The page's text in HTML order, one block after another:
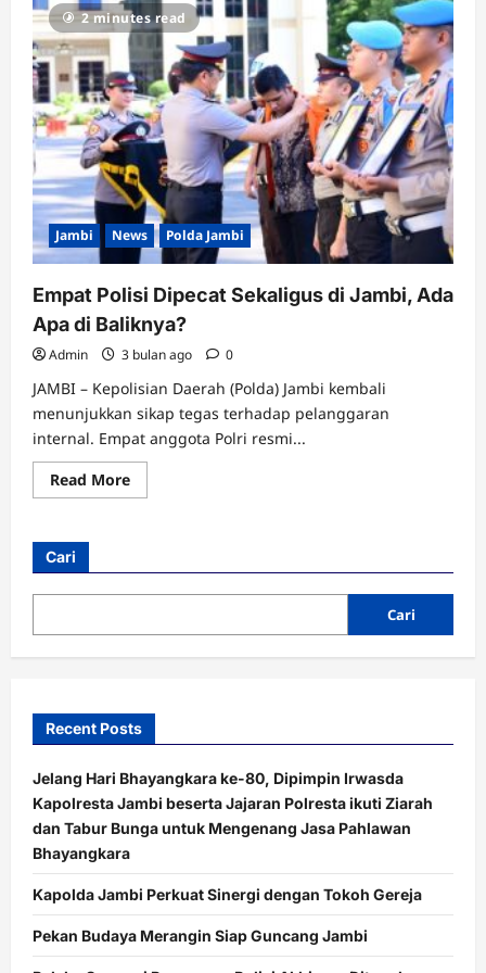
TKP,
Satu
Kasus:
Rekonstruksi
Ini
Bongkar
Kronologi
Sebenarnya
2 minutes read
Jambi News Polda Jambi
Empat Polisi Dipecat Sekaligus di Jambi, Ada
Apa di Baliknya?
Admin 3 bulan ago 0
JAMBI – Kepolisian Daerah (Polda) Jambi kembali
menunjukkan sikap tegas terhadap pelanggaran
internal. Empat anggota Polri resmi...
Read MoreRead
more
Sekaligus
Jambi,
Apa
Baliknya?
Cari
Cari
Recent Posts
Jelang Hari Bhayangkara ke-80, Dipimpin Irwasda
Kapolresta Jambi beserta Jajaran Polresta ikuti Ziarah
dan Tabur Bunga untuk Mengenang Jasa Pahlawan
Bhayangkara
Kapolda Jambi Perkuat Sinergi dengan Tokoh Gereja
Pekan Budaya Merangin Siap Guncang Jambi